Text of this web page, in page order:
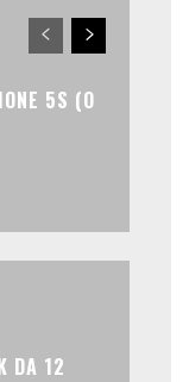
5S (O
DA 12